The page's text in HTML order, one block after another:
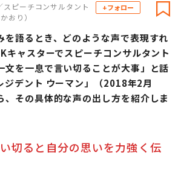
ピーチコンサルタント
おり）
+フォロー
を語るとき、どのような声で表現すれ
キャスターでスピーチコンサルタント
文を一息で言い切ることが大事」と話
ジデント ウーマン」（2018年2月
、その具体的な声の出し方を紹介しま
切ると自分の思いを力強く伝